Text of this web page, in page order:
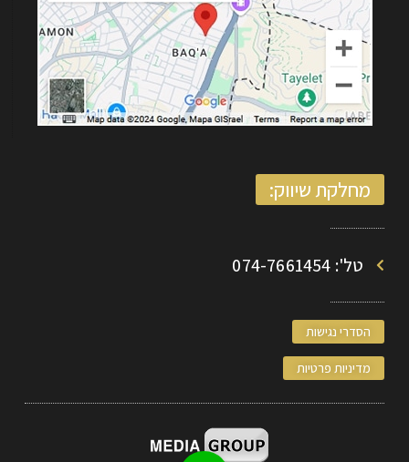
מחלקת שיווק:
טל': 074-7661454
הסדרי נגישות
מדיניות פרטיות